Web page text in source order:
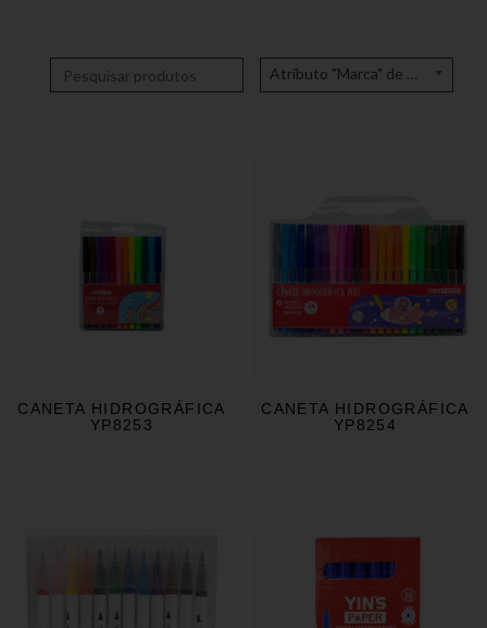
Atributo "Marca" de produto
CANETA HIDROGRÁFICA
YP8253
CANETA HIDROGRÁFICA
YP8254